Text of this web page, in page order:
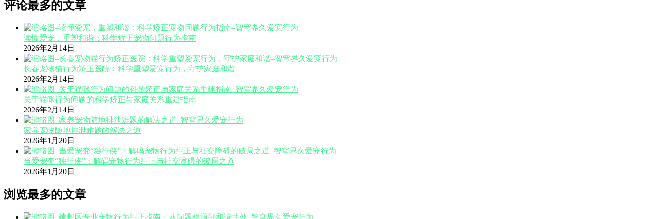
评论最多的文章
读懂爱宠，重塑和谐：科学矫正宠物问题行为指南
2026年2月14日
长春宠物猫行为矫正医院：科学重塑爱宠行为，守护家庭和谐
2026年2月14日
关于猫咪行为问题的科学矫正与家庭关系重建指南
2026年2月14日
家养宠物随地排泄难题的解决之道
2026年1月20日
当爱宠变“独行侠”：解码宠物行为纠正与社交障碍的破局之道
2026年1月20日
浏览最多的文章